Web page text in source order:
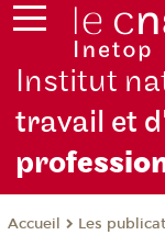
Institut
travail et
pro
Accueil Les